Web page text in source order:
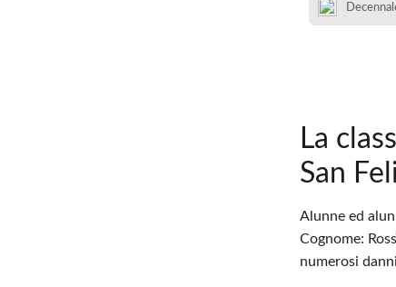
La
San
Alunne ed
Cognome:
numerosi